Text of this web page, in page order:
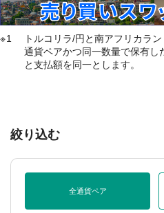
1
トルコリラ/円と南アフリカラ
通貨ペアかつ同一数量で保有し
と支払額を同一とします。
絞り込む
全通貨ペア